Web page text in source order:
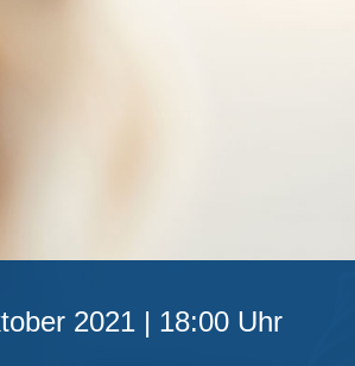
2021 | 18:00 Uhr